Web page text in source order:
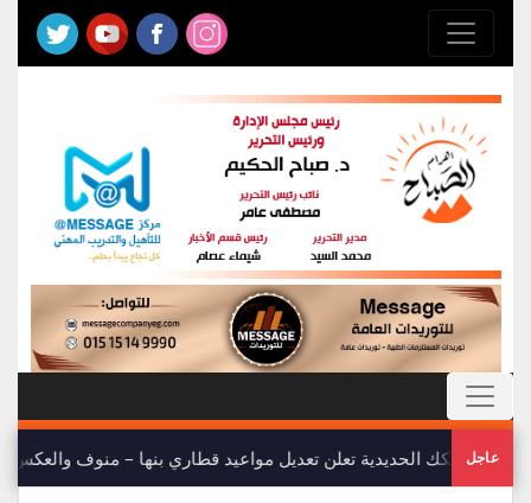
عاجل
هيئة السكك الحديدية تعلن تعديل مواعيد قطاري بنها – منوف والعكس